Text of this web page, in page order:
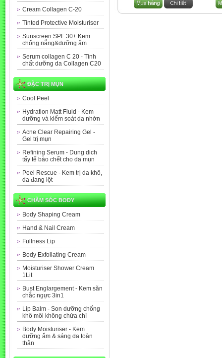
Cream Collagen C-20
Tinted Protective Moisturiser
Sunscreen SPF 30+ Kem
chống nắng&dưỡng ẩm
Serum collagen C 20 - Tinh
chất dưỡng da Collagen C20
ĐẶC TRỊ MỤN
Cool Peel
Hydration Matt Fluid - Kem
dưỡng và kiểm soát da nhờn
Acne Clear Repairing Gel -
Gel trị mụn
Refining Serum - Dung dich
tẩy tế bào chết cho da mụn
Peel Rescue - Kem trị da khô,
da đang lột
CHĂM SÓC BODY
Body Shaping Cream
Hand & Nail Cream
Fullness Lip
Body Exfoliating Cream
Moisturiser Shower Cream
1Lit
Bust Englargement - Kem săn
chắc ngực 3in1
Lip Balm - Son dưỡng chống
khô môi không chứa chì
Body Moisturiser - Kem
dưỡng ẩm & sáng da toàn
thân